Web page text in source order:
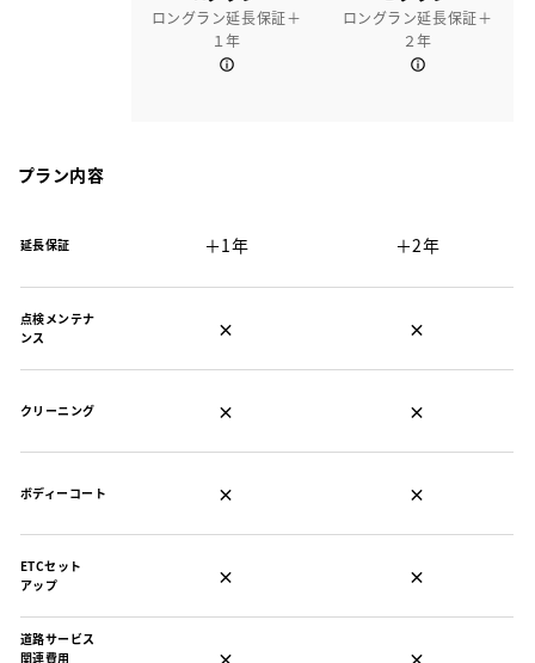
ロングラン延長保証＋
１年
ロングラン延長保証＋
２年
プラン内容
延長保証 ＋1年 ＋2年
点検メンテナ
ンス
× ×
クリーニング × ×
ボディーコート × ×
ETCセット
アップ
× ×
道路サービス
関連費用